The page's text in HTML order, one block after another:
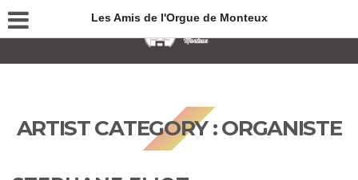
Les Amis de l'Orgue de Monteux
ARTIST CATEGORY :ORGANISTE